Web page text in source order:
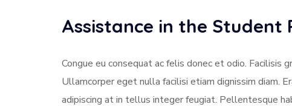
Assistance in the Student
Congue eu consequat ac felis donec et odio. Facilisis
Ullamcorper eget nulla facilisi etiam dignissim diam.
adipiscing at in tellus integer feugiat. Pellentesque